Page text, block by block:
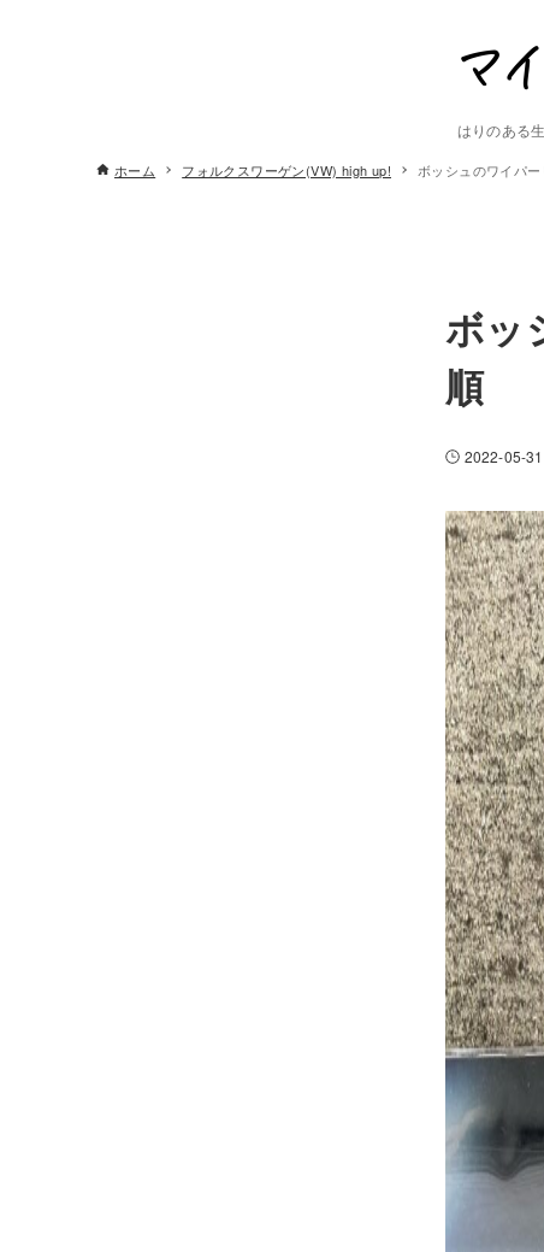
はりのある
ホーム フォルクスワーゲン(VW) high up! ボッシュのワイパ
ボッ
順
2022-05-31